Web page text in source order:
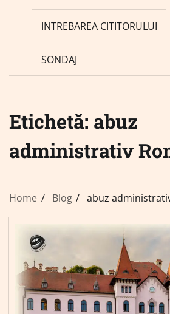
INTREBAREA CITITORULUI
SONDAJ
Etichetă: abuz
administrativ
Home Blog abuz